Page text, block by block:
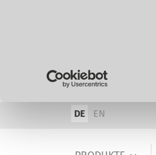
DE EN